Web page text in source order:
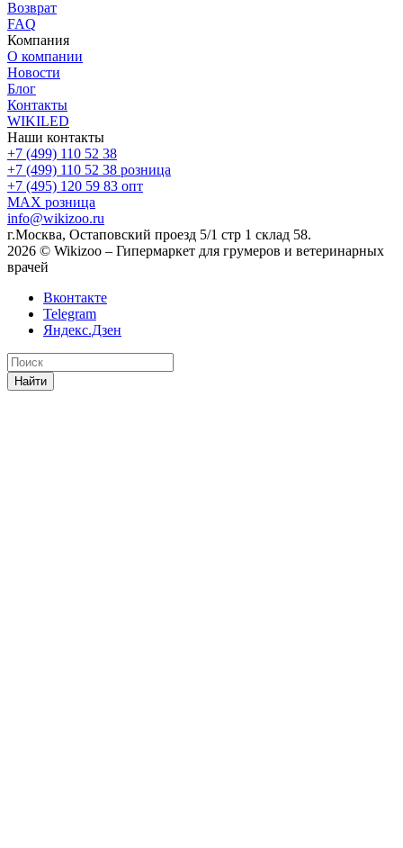
Возврат
FAQ
Компания
О компании
Новости
Блог
Контакты
WIKILED
Наши контакты
+7 (499) 110 52 38
+7 (499) 110 52 38 розница
+7 (495) 120 59 83 опт
MAX розница
info@wikizoo.ru
г.Москва, Остаповский проезд 5/1 стр 1 склад 58.
2026 © Wikizoo – Гипермаркет для грумеров и ветеринарных
врачей
Вконтакте
Telegram
Яндекс.Дзен
Найти